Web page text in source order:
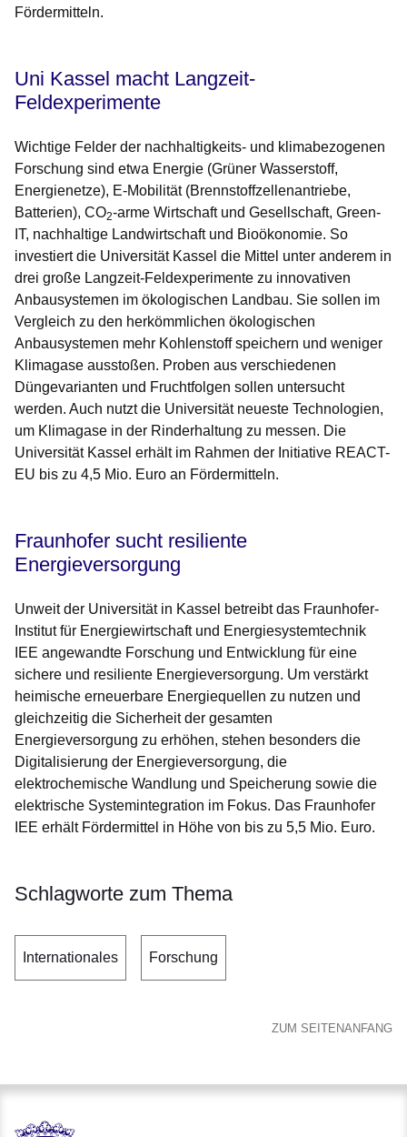
Fördermitteln.
Uni Kassel macht Langzeit-
Feldexperimente
Wichtige Felder der nachhaltigkeits- und klimabezogenen
Forschung sind etwa Energie (Grüner Wasserstoff,
Energienetze), E-Mobilität (Brennstoffzellenantriebe,
Batterien), CO2-arme Wirtschaft und Gesellschaft, Green-
IT, nachhaltige Landwirtschaft und Bioökonomie. So
investiert die Universität Kassel die Mittel unter anderem in
drei große Langzeit-Feldexperimente zu innovativen
Anbausystemen im ökologischen Landbau. Sie sollen im
Vergleich zu den herkömmlichen ökologischen
Anbausystemen mehr Kohlenstoff speichern und weniger
Klimagase ausstoßen. Proben aus verschiedenen
Düngevarianten und Fruchtfolgen sollen untersucht
werden. Auch nutzt die Universität neueste Technologien,
um Klimagase in der Rinderhaltung zu messen. Die
Universität Kassel erhält im Rahmen der Initiative REACT-
EU bis zu 4,5 Mio. Euro an Fördermitteln.
Fraunhofer sucht resiliente
Energieversorgung
Unweit der Universität in Kassel betreibt das Fraunhofer-
Institut für Energiewirtschaft und Energiesystemtechnik
IEE angewandte Forschung und Entwicklung für eine
sichere und resiliente Energieversorgung. Um verstärkt
heimische erneuerbare Energiequellen zu nutzen und
gleichzeitig die Sicherheit der gesamten
Energieversorgung zu erhöhen, stehen besonders die
Digitalisierung der Energieversorgung, die
elektrochemische Wandlung und Speicherung sowie die
elektrische Systemintegration im Fokus. Das Fraunhofer
IEE erhält Fördermittel in Höhe von bis zu 5,5 Mio. Euro.
Schlagworte zum Thema
Internationales Forschung
ZUM SEITENANFANG